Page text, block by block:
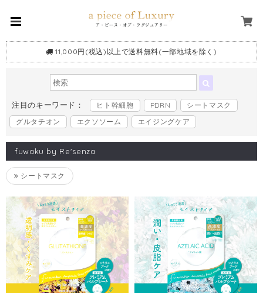
11,000円(税込)以上で送料無料(一部地域を除く)
注目のキーワード： ヒト幹細胞 PDRN
シートマスク
グルタチオン
エクソソーム エイジングケア
fuwaku by Re'senza
シートマスク